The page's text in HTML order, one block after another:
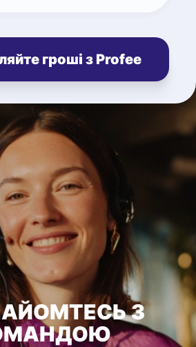
гроші з Profee
З